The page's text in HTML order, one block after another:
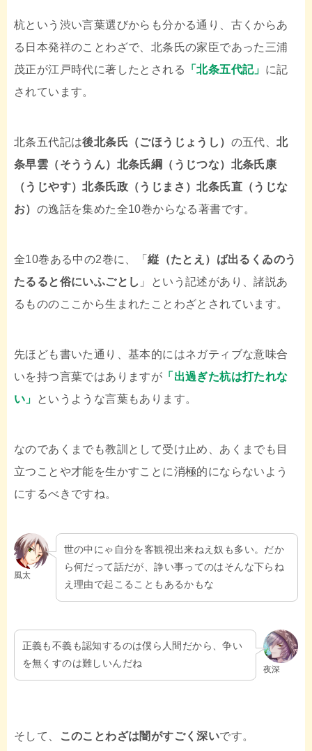
杭という渋い言葉選びからも分かる通り、古くからあ
る日本発祥のことわざで、北条氏の家臣であった三浦
茂正が江戸時代に著したとされる
「北条五代記」 に記
されています。
北条五代記は後北条氏（ごほうじょうし） の五代、北
条早雲（そううん）北条氏綱（うじつな）北条氏康
（うじやす）北条氏政（うじまさ）北条氏直（うじな
お） の逸話を集めた全10巻からなる著書です。
全10巻ある中の2巻に、「縦（たとえ）ば出るくゐのう
たるると俗にいふごとし 」という記述があり、諸説あ
るもののここから生まれたことわざとされています。
先ほども書いた通り、基本的にはネガティブな意味合
いを持つ言葉ではありますが 「出過ぎた杭は打たれな
い」
というような言葉もあります。
なのであくまでも教訓として受け止め、あくまでも目
立つことや才能を生かすことに消極的にならないよう
にするべきですね。
風太
世の中にゃ自分を客観視出来ねえ奴も多い。だか
ら何だって話だが、諍い事ってのはそんな下らね
え理由で起こることもあるかもな
夜深
正義も不義も認知するのは僕ら人間だから、争い
を無くすのは難しいんだね
そして、 このことわざは闇がすごく深いです。